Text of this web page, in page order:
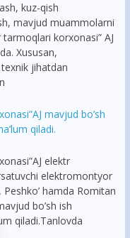
kuz-qish
mavjud muammolarni
korxonasi” AJ
Xususan,
jihatdan
mavjud bo’sh
qiladi.
elektr
elektromontyor
hamda Romitan
bo’sh ish
qiladi.Tanlovda